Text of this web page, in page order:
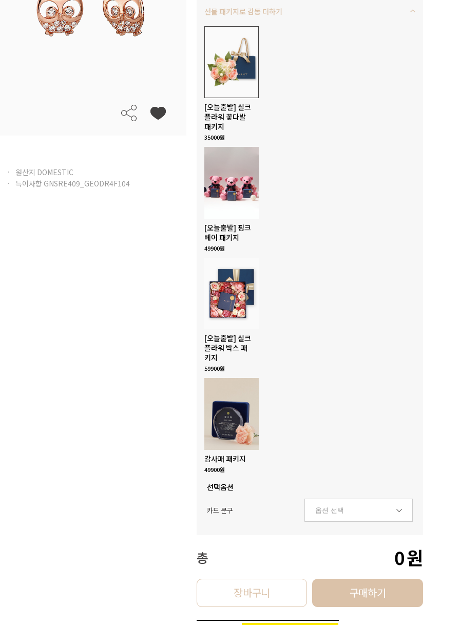
원산지 DOMESTIC
특이사항 GNSRE409_GEODR4F104
선물 패키지로 감동 더하기
[오늘출발] 실크
플라워 꽃다발
패키지
35000원
[오늘출발] 핑크
베어 패키지
49900원
[오늘출발] 실크
플라워 박스 패
키지
59900원
감사패 패키지
49900원
선택옵션
카드 문구
총 0원
장바구니 구매하기